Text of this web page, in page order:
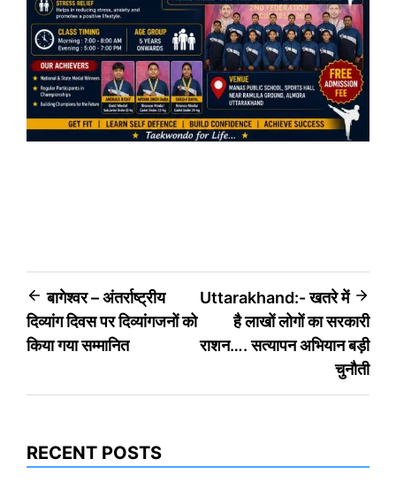
Post
navigation
बागेश्वर – अंतर्राष्ट्रीय
दिव्यांग दिवस पर दिव्यांगजनों को
किया गया सम्मानित
Uttarakhand:- खतरे में
है लाखों लोगों का सरकारी
राशन…. सत्यापन अभियान बड़ी
चुनौती
RECENT POSTS